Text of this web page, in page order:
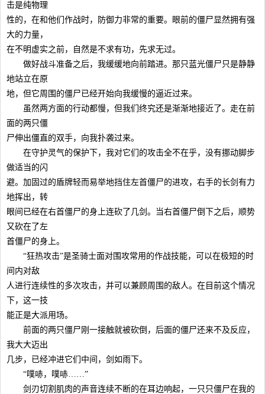
击是纯物理
性的，在和他们作战时，防御力非常的重要。眼前的僵尸显然拥有强
大的力量，
在不明虚实之前，自然是不求有功，先求无过。
做好战斗准备之后，我缓缓地向前踏进。那只蓝光僵尸只是静静
地站立在原
地，但它周围的僵尸已经开始向我缓慢的逼近过来。
虽然两方面的行动都慢，但我们终究还是渐渐地接近了。走在前
面的两只僵
尸伸出僵直的双手，向我扑袭过来。
在守护灵气的保护下，我对它们的攻击全不在乎，没有挪动脚步
做适当的闪
避。加固过的盾牌轻而易举地挡住左首僵尸的进攻，右手的长剑有力
地挥出，转
眼间已经在右首僵尸的身上连砍了几剑。当右首僵尸倒下之后，顺势
又砍在了左
首僵尸的身上。
“狂热攻击”是圣骑士面对围攻常用的作战技能，可以在极短的时
间内对敌
人进行连续性的多次攻击，并可以兼顾周围的敌人。在目前这个情况
下，这一技
能正是大派用场。
前面的两只僵尸刚一接触就被砍倒，后面的僵尸还来不及反应，
我大大迈出
几步，已经冲进它们中间，剑如雨下。
“噗哧，噗哧……”
剑刃切割肌肉的声音连续不断的在耳边响起，一只只僵尸在我的